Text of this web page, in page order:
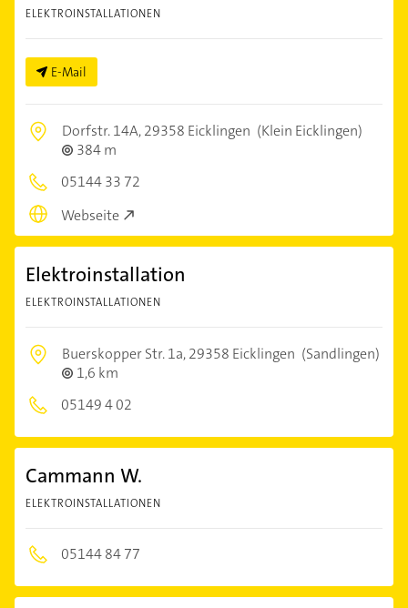
ELEKTROINSTALLATIONEN
E-Mail
Dorfstr. 14A,29358 Eicklingen (Klein Eicklingen)
384 m
05144 33 72
Webseite
Elektroinstallation
ELEKTROINSTALLATIONEN
Buerskopper Str. 1a,29358 Eicklingen (Sandlingen)
1,6 km
05149 4 02
Cammann W.
ELEKTROINSTALLATIONEN
05144 84 77